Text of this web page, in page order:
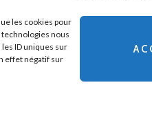
les cookies pour
nous
ID uniques sur
effet négatif sur
-